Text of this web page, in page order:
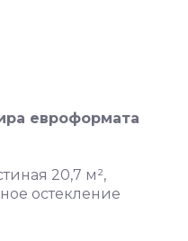
евроформата
20,7 м²,
остекление